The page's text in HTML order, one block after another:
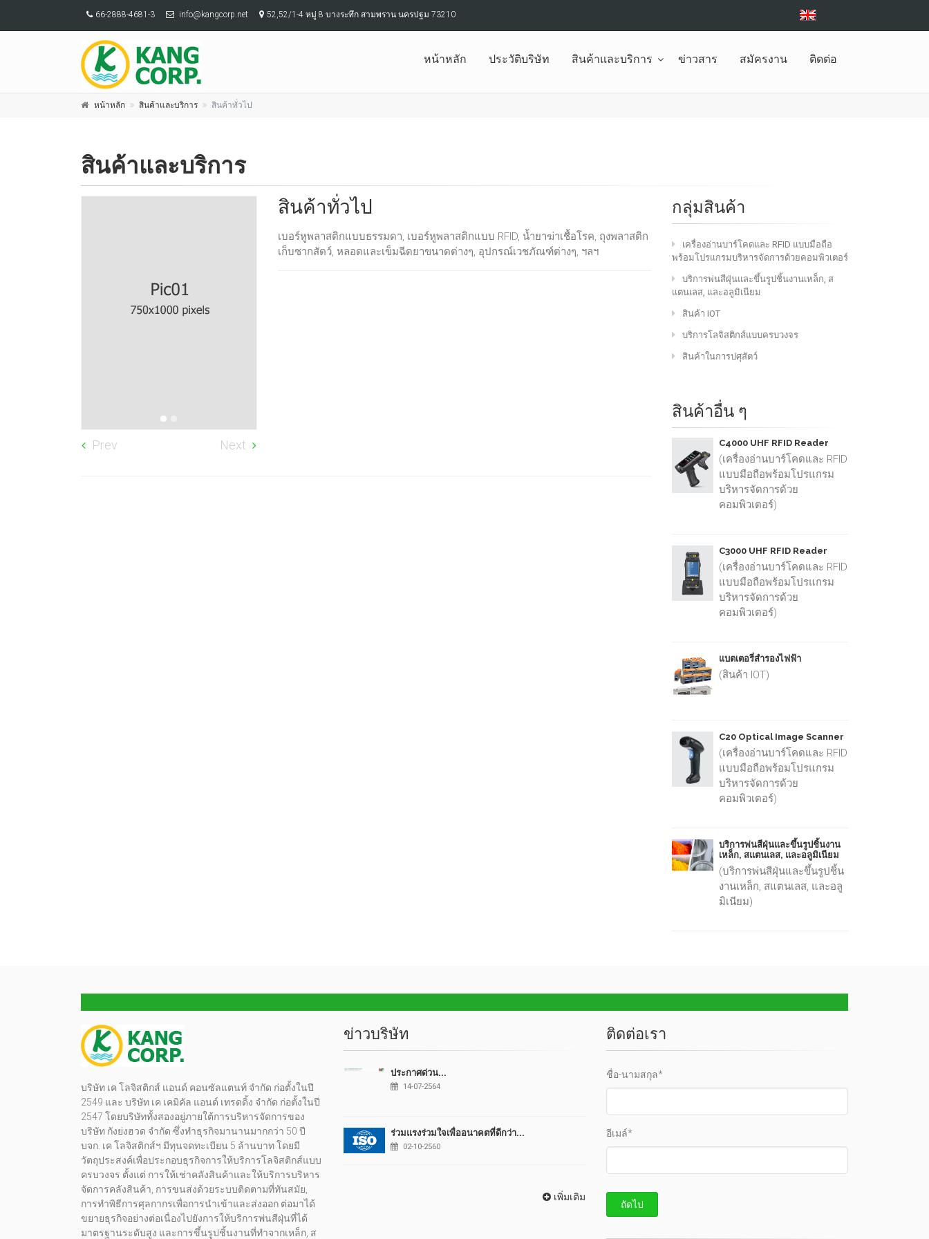
66-2888-4681-3 info@kangcorp.net 52,52/1-4 หมู่ 8 บางระทึก สามพราน นครปฐม 73210
หน้าหลัก ประวัติบริษัท สินค้าและบริการ ข่าวสาร สมัครงาน ติดต่อ
หน้าหลัก สินค้าและบริการ สินค้าทั่วไป
สินค้าและบริการ
Prev Next
สินค้าทั่วไป
เบอร์หูพลาสติกแบบธรรมดา, เบอร์หูพลาสติกแบบ RFID, น้ำยาฆ่าเชื้อโรค, ถุงพลาสติก
เก็บซากสัตว์, หลอดและเข็มฉีดยาขนาดต่างๆ, อุปกรณ์เวชภัณฑ์ต่างๆ, ฯลฯ
กลุ่มสินค้า
เครื่องอ่านบาร์โคดและ RFID แบบมือถือ
พร้อมโปรแกรมบริหารจัดการด้วยคอมพิวเตอร์
บริการพ่นสีฝุ่นและขึ้นรูปชิ้นงานเหล็ก, ส
แตนเลส, และอลูมิเนียม
สินค้า IOT
บริการโลจิสติกส์แบบครบวงจร
สินค้าในการปศุสัตว์
สินค้าอื่น ๆ
C4000 UHF RFID Reader
(เครื่องอ่านบาร์โคดและ RFID
แบบมือถือพร้อมโปรแกรม
บริหารจัดการด้วย
คอมพิวเตอร์)
C3000 UHF RFID Reader
(เครื่องอ่านบาร์โคดและ RFID
แบบมือถือพร้อมโปรแกรม
บริหารจัดการด้วย
คอมพิวเตอร์)
แบตเตอรี่สำรองไฟฟ้า
(สินค้า IOT)
C20 Optical Image Scanner
(เครื่องอ่านบาร์โคดและ RFID
แบบมือถือพร้อมโปรแกรม
บริหารจัดการด้วย
คอมพิวเตอร์)
บริการพ่นสีฝุ่นและขึ้นรูปชิ้นงาน
เหล็ก, สแตนเลส, และอลูมิเนียม
(บริการพ่นสีฝุ่นและขึ้นรูปชิ้น
งานเหล็ก, สแตนเลส, และอลู
มิเนียม)
บริษัท เค โลจิสติกส์ แอนด์ คอนซัลแตนท์ จำกัด ก่อตั้งในปี
2549 และ บริษัท เค เคมิคัล แอนด์ เทรดดิ้ง จำกัด ก่อตั้งในปี
2547 โดยบริษัททั้งสองอยู่ภายใต้การบริหารจัดการของ
บริษัท กังย่งฮวด จำกัด ซึ่งทำธุรกิจมานานมากกว่า 50 ปี
บจก. เค โลจิสติกส์ฯ มีทุนจดทะเบียน 5 ล้านบาท โดยมี
วัตถุประสงค์เพื่อประกอบธุรกิจการให้บริการโลจิสติกส์แบบ
ครบวงจร ตั้งแต่ การให้เช่าคลังสินค้าและให้บริการบริหาร
จัดการคลังสินค้า, การขนส่งด้วยระบบติดตามที่ทันสมัย,
การทำพิธีการศุลกากรเพื่อการนำเข้าและส่งออก ต่อมาได้
ขยายธุรกิจอย่างต่อเนื่องไปยังการให้บริการพ่นสีฝุ่นที่ได้
มาตรฐานระดับสูง และการขึ้นรูปชิ้นงานที่ทำจากเหล็ก, ส
ข่าวบริษัท
ประกาศด่วน...
14-07-2564
ร่วมแรงร่วมใจเพื่ออนาคตที่ดีกว่า...
02-10-2560
เพิ่มเติม
ติดต่อเรา
ชื่อ-นามสกุล*
อีเมล์*